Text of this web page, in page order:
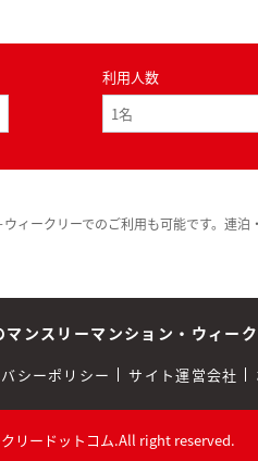
利用人数
ークリーでのご利用も可能です。連泊
マンスリーマンション・ウィー
シーポリシー サイト運営会社
リードットコム.All right reserved.